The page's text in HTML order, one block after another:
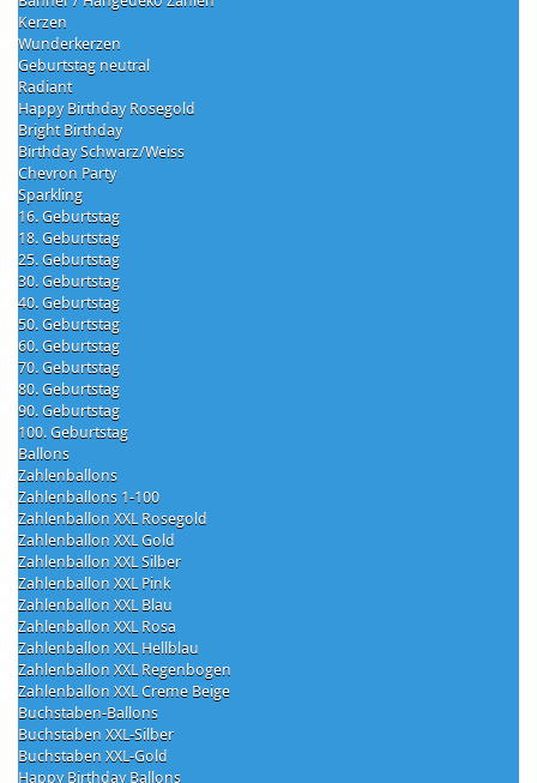
Kerzen
Wunderkerzen
Geburtstag neutral
Radiant
Happy Birthday Rosegold
Bright Birthday
Birthday Schwarz/Weiss
Chevron Party
Sparkling
16. Geburtstag
18. Geburtstag
25. Geburtstag
30. Geburtstag
40. Geburtstag
50. Geburtstag
60. Geburtstag
70. Geburtstag
80. Geburtstag
90. Geburtstag
100. Geburtstag
Ballons
Zahlenballons
Zahlenballons 1-100
Zahlenballon XXL Rosegold
Zahlenballon XXL Gold
Zahlenballon XXL Silber
Zahlenballon XXL Pink
Zahlenballon XXL Blau
Zahlenballon XXL Rosa
Zahlenballon XXL Hellblau
Zahlenballon XXL Regenbogen
Zahlenballon XXL Creme Beige
Buchstaben-Ballons
Buchstaben XXL-Silber
Buchstaben XXL-Gold
Happy Birthday Ballons